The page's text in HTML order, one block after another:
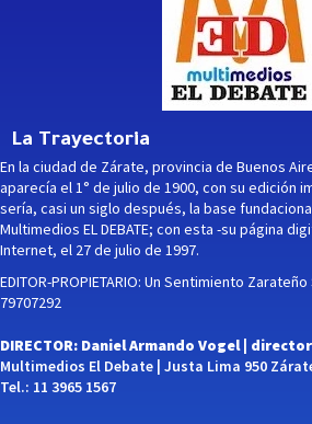
La Trayectoria
En la ciudad de Zárate, provincia de Buenos
aparecía el 1° de julio de 1900, con su edición
sería, casi un siglo después, la base
Multimedios EL DEBATE; con esta -su página
Internet, el 27 de julio de 1997.
EDITOR-PROPIETARIO: Un Sentimiento Zarateño
79707292
DIRECTOR: Daniel Armando Vogel |
Multimedios El Debate | Justa Lima 950
Tel.: 11 3965 1567